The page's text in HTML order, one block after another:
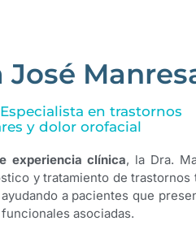
José
en trastornos
y dolor orofacial
experiencia clínica, la Dra.
y tratamiento de trastornos
a pacientes que
asociadas.